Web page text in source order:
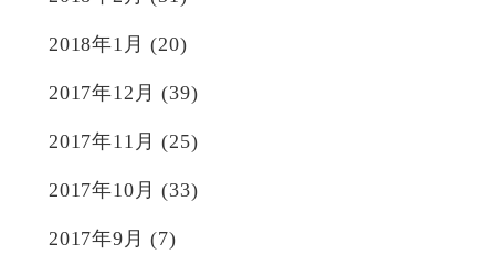
2018年1月 (20)
2017年12月 (39)
2017年11月 (25)
2017年10月 (33)
2017年9月 (7)